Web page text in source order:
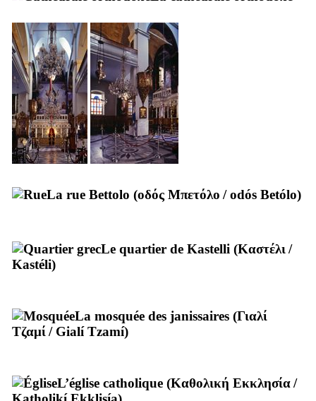
La rue Bettolo (οδός Μπετόλο /odós Betólo)
Le quartier de Kastelli (Καστέλι/
Kastéli)
La mosquée des janissaires (Γιαλί
Τζαμί/ Gialí Tzamí)
L’église catholique (Καθολική Εκκλησία/